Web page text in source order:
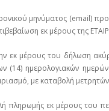
μηνύματος (email)
εκ μέρους της
μέρους του δήλωση
(14) ημερολογιακών
με καταβολή
πληρωμής εκ μέρους του